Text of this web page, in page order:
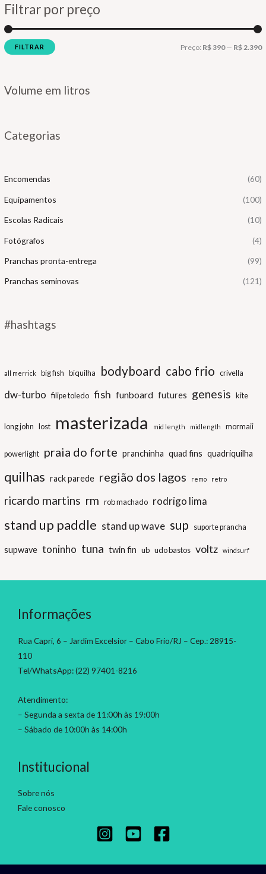
Filtrar por preço
P
i
P
i
FILTRAR Preço: R$ 390— R$ 2.390
Volume em litros
Categorias
Encomendas (60)
Equipamentos (100)
Escolas Radicais (10)
Fotógrafos (4)
Pranchas pronta-entrega (99)
Pranchas seminovas (121)
#hashtags
all merrick big fish biquilha bodyboard cabo frio crivella
dw-turbo filipe toledo fish funboard futures genesis kite
long john lost masterizada mid length midlength mormaii
powerlight praia do forte pranchinha quad fins quadriquilha
quilhas rack parede região dos lagos remo retro
ricardo martins rm rob machado rodrigo lima
stand up paddle stand up wave sup suporte prancha
supwave toninho tuna twin fin ub udo bastos voltz windsurf
Informações
Rua Capri, 6 – Jardim Excelsior – Cabo Frio/RJ – Cep.: 28915-
110
Tel/WhatsApp: (22) 97401-8216
Atendimento:
– Segunda a sexta de 11:00h às 19:00h
– Sábado de 10:00h às 14:00h
Institucional
Sobre nós
Fale conosco